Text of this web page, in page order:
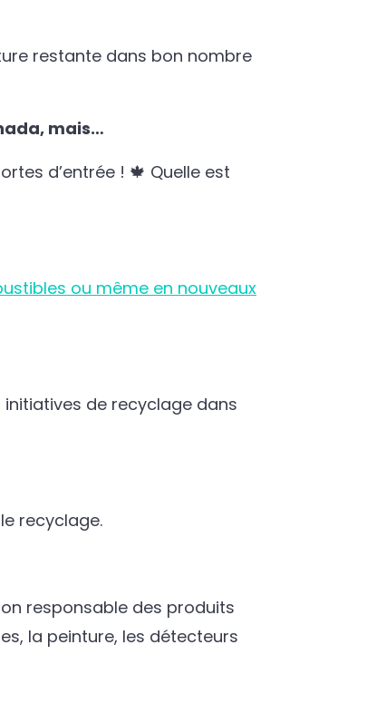
restante dans bon nombre
mais…
d’entrée ! 🍁 Quelle est
ou même en nouveaux
initiatives de recyclage dans
recyclage.
responsable des produits
la peinture, les détecteurs